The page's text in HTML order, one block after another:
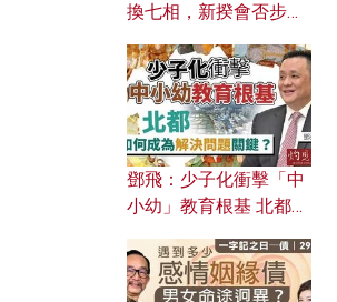
換七相，新揆會否步前
濟為何仍然低迷？
鄧飛：少子化衝擊「中
小幼」教育根基 北都如